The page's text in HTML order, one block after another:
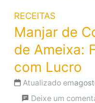
RECEITAS
Manjar de
de Ameixa:
com Lucro
Atualizado em
Deixe um